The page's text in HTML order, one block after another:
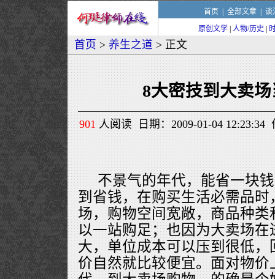
首页 全部文章| 谈
原创文学 人物/历史
首页 > 养生之道 > 正文
8大密技到大卖
901人阅读 日期：2009-01-04 12:23:34
不景气的年代，能省一块
到省钱，在购买生活必需品
场，购物空间宽敞，商品种
以一站购足；也因为大卖场
大，单位成本可以压到很低
价自然就比较便宜。面对物